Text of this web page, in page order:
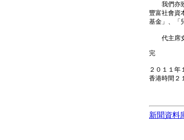
我們亦致
豐富社會資
基金」、「
代主席女
完
２０１１年
香港時間２
新聞資料